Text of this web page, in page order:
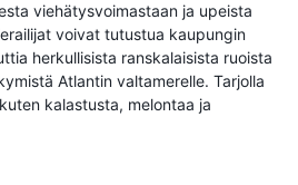
viehätysvoimastaan ​​ja upeista
voivat tutustua kaupungin
herkullisista ranskalaisista ruoista
Atlantin valtamerelle. Tarjolla
kalastusta, melontaa ja